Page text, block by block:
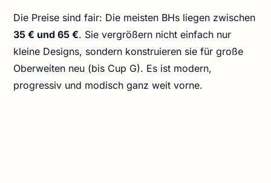
Die Preise sind fair: Die meisten BHs liegen zwischen
35 € und 65 €. Sie vergrößern nicht einfach nur
kleine Designs, sondern konstruieren sie für große
Oberweiten neu (bis Cup G). Es ist modern,
progressiv und modisch ganz weit vorne.